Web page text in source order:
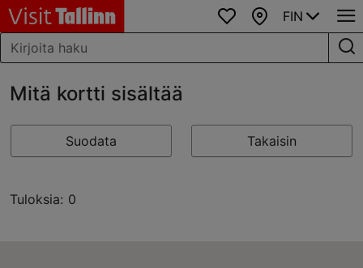
SuosikitKartta
FIN
Mitä kortti sisältää
Suodata Takaisin
Tuloksia: 0